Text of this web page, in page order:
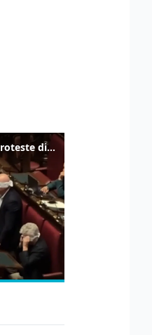
Delmastro, negato l'uso delle chat: le proteste di Avs e M5s